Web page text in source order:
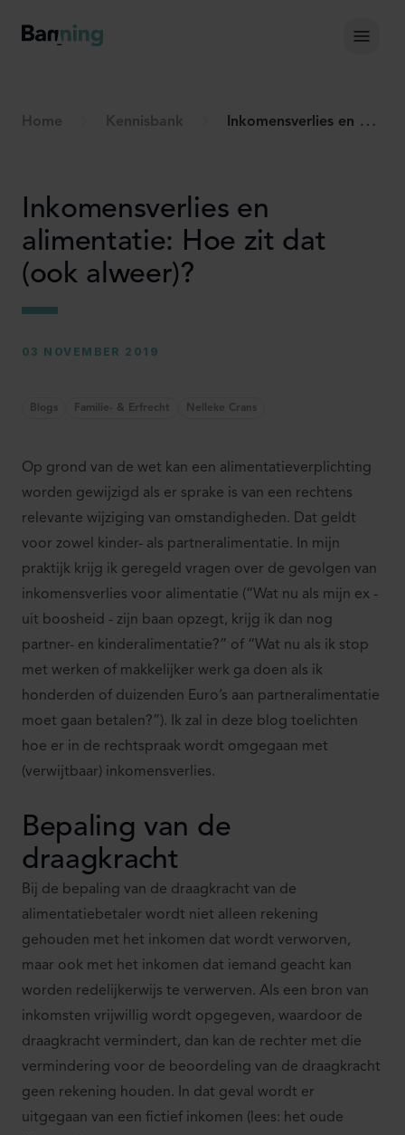
Home Kennisbank Inkomensverlies en alimentatie: Hoe zit dat (ook alweer)?
Inkomensverlies en
alimentatie: Hoe zit dat
(ook alweer)?
03 NOVEMBER 2019
Blogs Familie- & Erfrecht Nelleke Crans
Op grond van de wet kan een alimentatieverplichting
worden gewijzigd als er sprake is van een rechtens
relevante wijziging van omstandigheden. Dat geldt
voor zowel kinder- als partneralimentatie. In mijn
praktijk krijg ik geregeld vragen over de gevolgen van
inkomensverlies voor alimentatie (“Wat nu als mijn ex -
uit boosheid - zijn baan opzegt, krijg ik dan nog
partner- en kinderalimentatie?” of “Wat nu als ik stop
met werken of makkelijker werk ga doen als ik
honderden of duizenden Euro’s aan partneralimentatie
moet gaan betalen?”). Ik zal in deze blog toelichten
hoe er in de rechtspraak wordt omgegaan met
(verwijtbaar) inkomensverlies.
Bepaling van de
draagkracht
Bij de bepaling van de draagkracht van de
alimentatiebetaler wordt niet alleen rekening
gehouden met het inkomen dat wordt verworven,
maar ook met het inkomen dat iemand geacht kan
worden redelijkerwijs te verwerven. Als een bron van
inkomsten vrijwillig wordt opgegeven, waardoor de
draagkracht vermindert, dan kan de rechter met die
vermindering voor de beoordeling van de draagkracht
geen rekening houden. In dat geval wordt er
uitgegaan van een fictief inkomen (lees: het oude